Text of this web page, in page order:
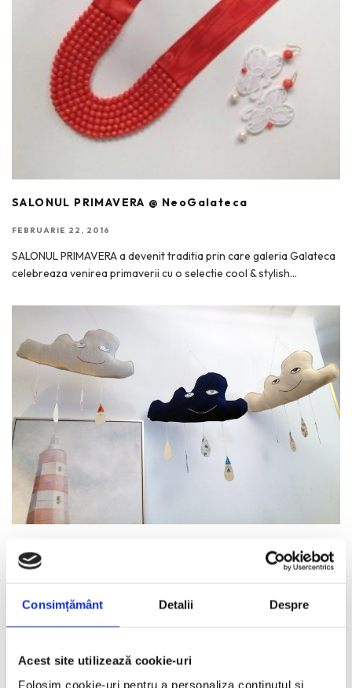
Consimțământ Detalii Despre
Acest site utilizează cookie-uri
Folosim cookie-uri pentru a personaliza conținutul și
SALONUL PRIMAVERA @ NeoGalateca
FEBRUARIE 22, 2016
SALONUL PRIMAVERA a devenit traditia prin care galeria Galateca
celebreaza venirea primaverii cu o selectie cool & stylish...
1. Tricou witty & cool O. BRAD FRUMOS, realizat de The Stories Of